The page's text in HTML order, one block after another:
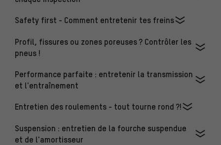
Safety first - Comment entretenir tes freins
Profil, fissures ou zones poreuses ? Contrôler les
pneus !
Performance parfaite : entretenir la transmission
et l'entraînement
Entretien des roulements - tout tourne rond ?!
Suspension : entretien de la fourche suspendue
et de l'amortisseur